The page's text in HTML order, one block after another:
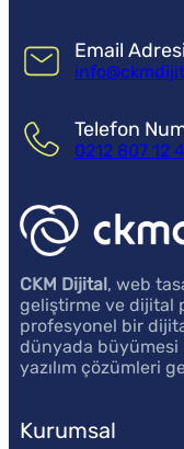
Email
Telefon
0212 807 12
CKM Dijital, web
geliştirme ve dijital
profesyonel bir
dünyada büyümesi
yazılım çözümleri
Kurumsal